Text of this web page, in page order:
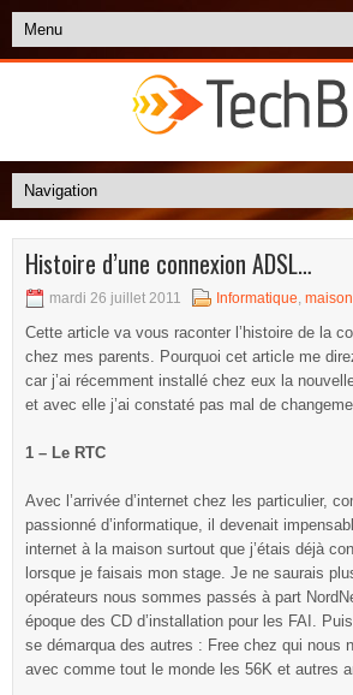
Histoire d’une connexion ADSL…
mardi 26 juillet 2011 Informatique,
Cette article va vous raconter l’histoire de la
chez mes parents. Pourquoi cet article me
car j’ai récemment installé chez eux la
et avec elle j’ai constaté pas mal de
1 – Le RTC
Avec l’arrivée d’internet chez les particulier,
passionné d’informatique, il devenait
internet à la maison surtout que j’étais déjà
lorsque je faisais mon stage. Je ne saurais
opérateurs nous sommes passés à part
époque des CD d’installation pour les FAI.
se démarqua des autres : Free chez qui nous
avec comme tout le monde les 56K et autres